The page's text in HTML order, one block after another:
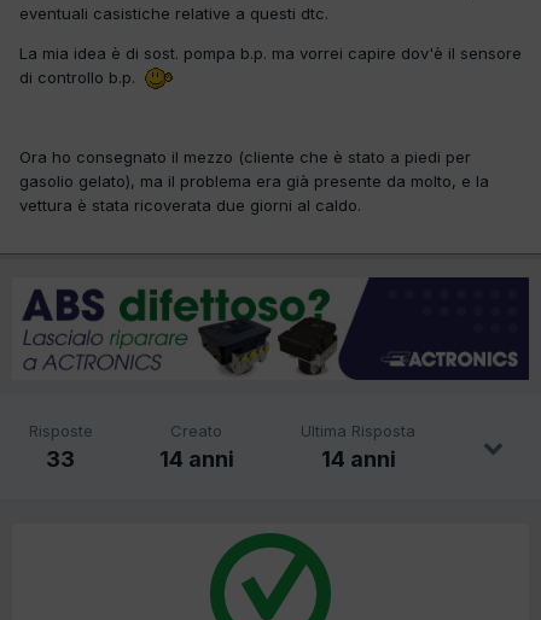
eventuali casistiche relative a questi dtc.
La mia idea è di sost. pompa b.p. ma vorrei capire dov'è il sensore
di controllo b.p.
Ora ho consegnato il mezzo (cliente che è stato a piedi per
gasolio gelato), ma il problema era già presente da molto, e la
vettura è stata ricoverata due giorni al caldo.
Risposte
33
Creato
14 anni
Ultima Risposta
14 anni